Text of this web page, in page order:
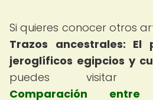
Si quieres conocer otros
Trazos ancestrales: El
jeroglíficos egipcios y
puedes visitar
Comparación